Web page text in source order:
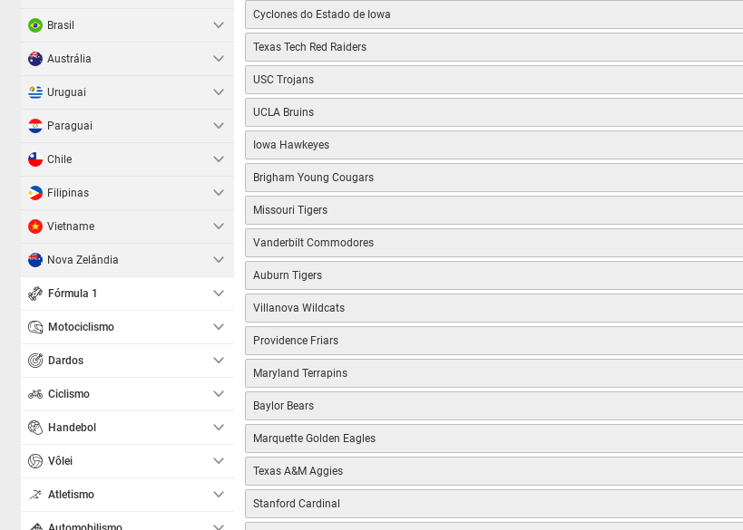
Brasil
Austrália
Uruguai
Paraguai
Chile
Filipinas
Vietname
Nova Zelândia
Fórmula 1
Motociclismo
Dardos
Ciclismo
Handebol
Vôlei
Atletismo
Cyclones do Estado de Iowa
Texas Tech Red Raiders
USC Trojans
UCLA Bruins
Iowa Hawkeyes
Brigham Young Cougars
Missouri Tigers
Vanderbilt Commodores
Auburn Tigers
Villanova Wildcats
Providence Friars
Maryland Terrapins
Baylor Bears
Marquette Golden Eagles
Texas A&M Aggies
Stanford Cardinal